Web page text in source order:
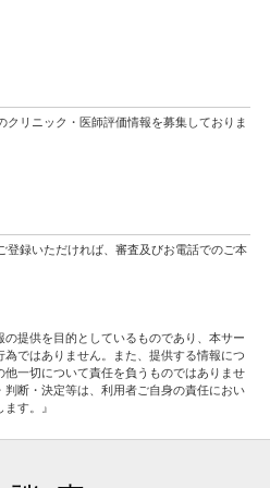
リニック・医師評価情報を募集しておりま
登録いただければ、審査及びお電話でのご本
の提供を目的としているものであり、本サー
ではありません。また、提供する情報につ
一切について責任を負うものではありませ
断・決定等は、利用者ご自身の責任におい
す。』